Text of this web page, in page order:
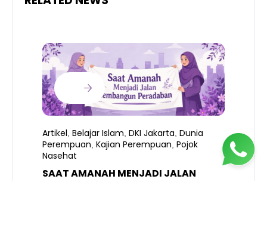
Artikel Belajar Islam DKI Jakarta Dunia
Perempuan Kajian Perempuan Pojok
Nasehat
SAAT AMANAH MENJADI JALAN